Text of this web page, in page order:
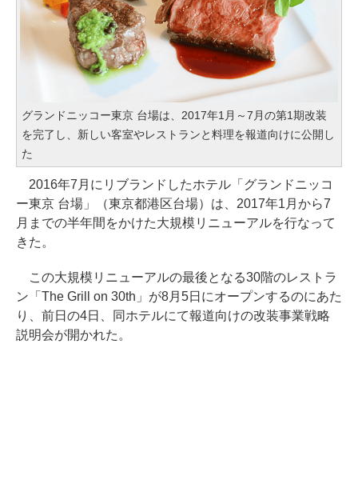
グランドニッコー東京 台場は、2017年1月～7月の第1期改装
を完了し、新しい客室やレストランと料理を報道向けに公開し
た
2016年7月にリブランドしたホテル「グランドニッコ
ー東京 台場」（東京都港区台場）は、2017年1月から7
月までの半年間をかけた大規模リニューアルを行なって
きた。
この大規模リニューアルの最後となる30階のレストラ
ン「The Grill on 30th」が8月5日にオープンするのにあた
り、前日の4日、同ホテルにて報道向けの改装事業戦略
説明会が開かれた。